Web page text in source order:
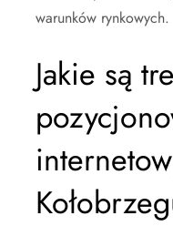
warunków rynkowych.
Jakie są